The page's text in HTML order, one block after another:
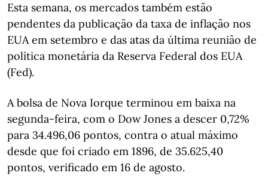
Esta semana, os mercados também estão
pendentes da publicação da taxa de inflação nos
EUA em setembro e das atas da última reunião de
política monetária da Reserva Federal dos EUA
(Fed).
A bolsa de Nova Iorque terminou em baixa na
segunda-feira, com o Dow Jones a descer 0,72%
para 34.496,06 pontos, contra o atual máximo
desde que foi criado em 1896, de 35.625,40
pontos, verificado em 16 de agosto.